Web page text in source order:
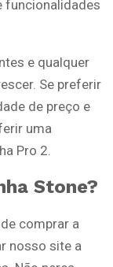
funcionalidades
e qualquer
Se preferir
de preço e
uma
Pro 2.
Stone?
comprar a
nosso site a